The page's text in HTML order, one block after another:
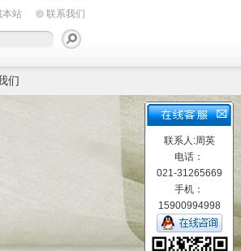
本站 联系我们
们
联系人:周英
电话：
021-31265669
手机：
15900994998